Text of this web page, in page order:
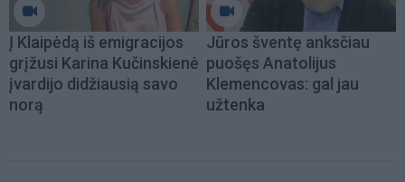
Į Klaipėdą iš emigracijos
grįžusi Karina Kučinskienė
įvardijo didžiausią savo
norą
Jūros šventę anksčiau
puošęs Anatolijus
Klemencovas: gal jau
užtenka